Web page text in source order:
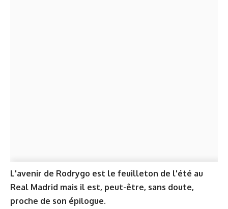
L'avenir de Rodrygo est le feuilleton de l'été au
Real Madrid mais il est, peut-être, sans doute,
proche de son épilogue.